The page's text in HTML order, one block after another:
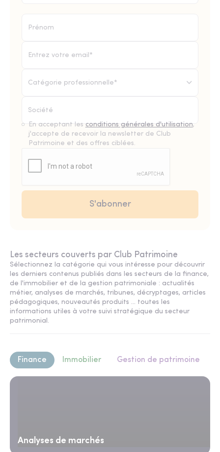
Catégorie professionnelle*
En acceptant les conditions générales d'utilisation,
j'accepte de recevoir la newsletter de Club
Patrimoine et des offres ciblées.
Les secteurs couverts par Club Patrimoine
Sélectionnez la catégorie qui vous intéresse pour découvrir
les derniers contenus publiés dans les secteurs de la finance,
de l'immobilier et de la gestion patrimoniale : actualités
métier, analyses de marchés, tribunes, décryptages, articles
pédagogiques, nouveautés produits ... toutes les
informations utiles à votre suivi stratégique du secteur
patrimonial.
Finance Immobilier Gestion de patrimoine
Analyses de marchés